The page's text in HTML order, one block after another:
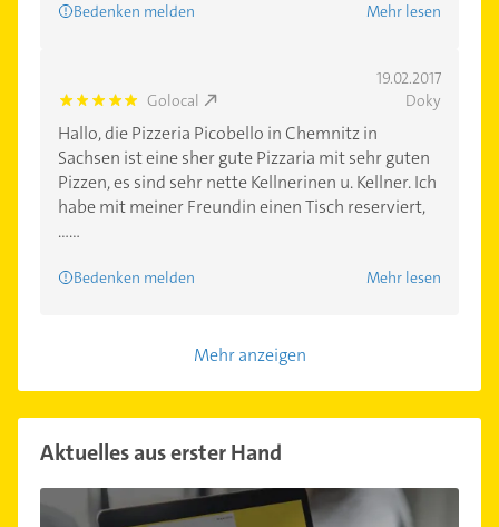
Bedenken melden Mehr lesen
19.02.2017
5.0 Golocal Doky
Hallo, die Pizzeria Picobello in Chemnitz in
Sachsen ist eine sher gute Pizzaria mit sehr guten
Pizzen, es sind sehr nette Kellnerinen u. Kellner. Ich
habe mit meiner Freundin einen Tisch reserviert,
......
Bedenken melden Mehr lesen
Mehr anzeigen
Aktuelles aus erster Hand